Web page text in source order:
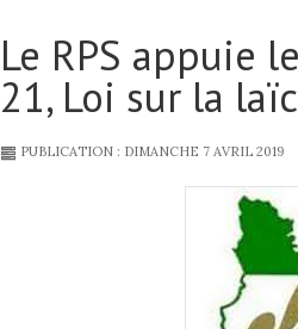
Le RPS appuie
21, Loi sur la
PUBLICATION : DIMANCHE 7 AVRIL 2019